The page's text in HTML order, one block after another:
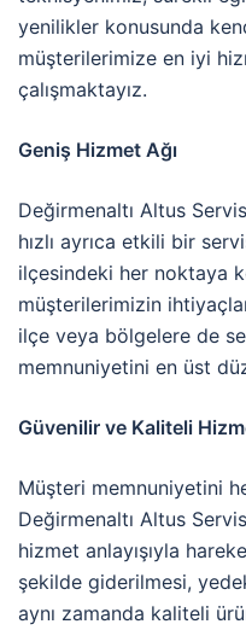
yenilikler konusunda
müşterilerimize en iyi
çalışmaktayız.
Geniş Hizmet Ağı
Değirmenaltı Altus
hızlı ayrıca etkili bir
ilçesindeki her noktaya
müşterilerimizin
ilçe veya bölgelere de
memnuniyetini en üst
Güvenilir ve Kaliteli
Müşteri memnuniyetini
Değirmenaltı Altus
hizmet anlayışıyla
şekilde giderilmesi,
aynı zamanda kaliteli